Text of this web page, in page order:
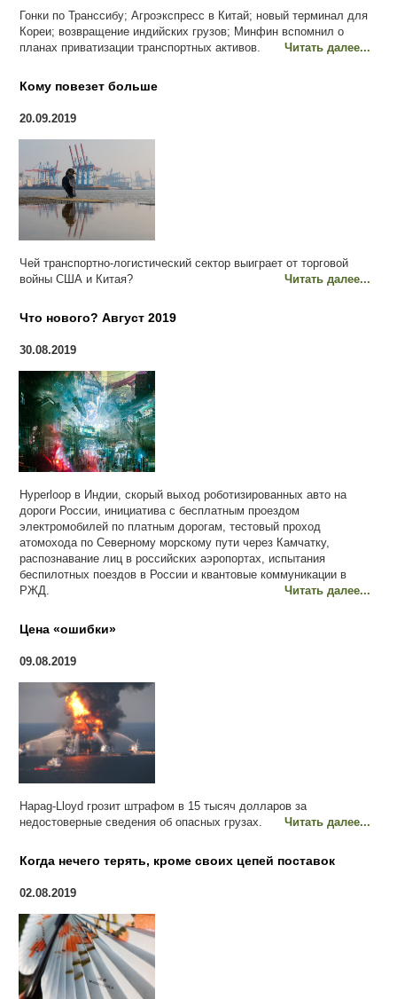
Гонки по Транссибу; Агроэкспресс в Китай; новый терминал для
Кореи; возвращение индийских грузов; Минфин вспомнил о
планах приватизации транспортных активов.
Читать далее...
Кому повезет больше
20.09.2019
Чей транспортно-логистический сектор выиграет от торговой
войны США и Китая?
Читать далее...
Что нового? Август 2019
30.08.2019
Hyperloop в Индии, скорый выход роботизированных авто на
дороги России, инициатива с бесплатным проездом
электромобилей по платным дорогам, тестовый проход
атомохода по Северному морскому пути через Камчатку,
распознавание лиц в российских аэропортах, испытания
беспилотных поездов в России и квантовые коммуникации в
РЖД.
Читать далее...
Цена «ошибки»
09.08.2019
Hapag-Lloyd грозит штрафом в 15 тысяч долларов за
недостоверные сведения об опасных грузах.
Читать далее...
Когда нечего терять, кроме своих цепей поставок
02.08.2019